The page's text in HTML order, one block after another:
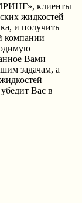
клиенты
жидкостей
и получить
компании
Вами
задачам, а
Вас в